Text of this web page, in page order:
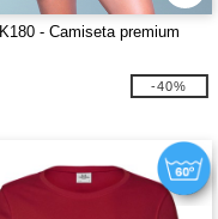
- Camiseta premium
-40%